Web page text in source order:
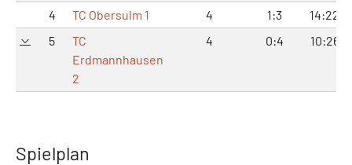
4 TC Obersulm 1 4 1:3
14:22
5
TC
Erdmannhausen
2
4 0:4 10:26
Spielplan